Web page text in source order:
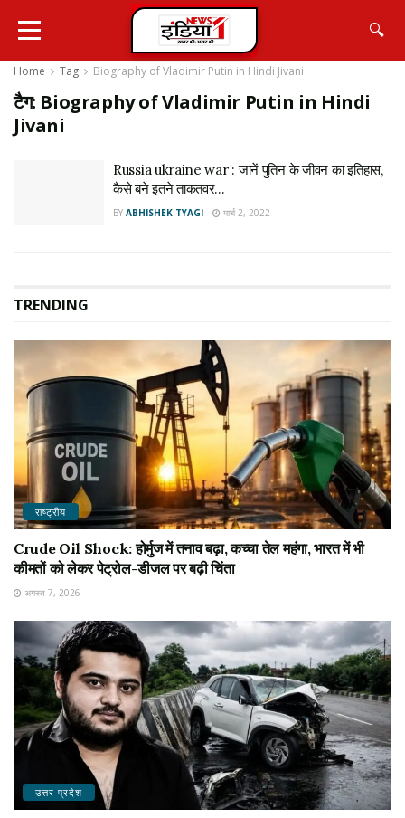
🔍
Home Tag Biography of Vladimir Putin in Hindi Jivani
टैग: Biography of Vladimir Putin in Hindi
Jivani
Russia ukraine war : जानें पुतिन के जीवन का इतिहास,
कैसे बने इतने ताकतवर…
BY ABHISHEK TYAGI मार्च 2, 2022
TRENDING
राष्ट्रीय
Crude Oil Shock: होर्मुज में तनाव बढ़ा, कच्चा तेल महंगा, भारत में भी
कीमतों को लेकर पेट्रोल-डीजल पर बढ़ी चिंता
अगस्त 7, 2026
उत्तर प्रदेश